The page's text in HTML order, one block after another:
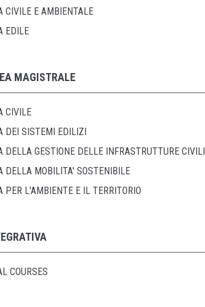
CIVILE E AMBIENTALE
EDILE
MAGISTRALE
CIVILE
DEI SISTEMI EDILIZI
DELLA GESTIONE DELLE INFRASTRUTTURE CIVILI
DELLA MOBILITA' SOSTENIBILE
PER L'AMBIENTE E IL TERRITORIO
COURSES